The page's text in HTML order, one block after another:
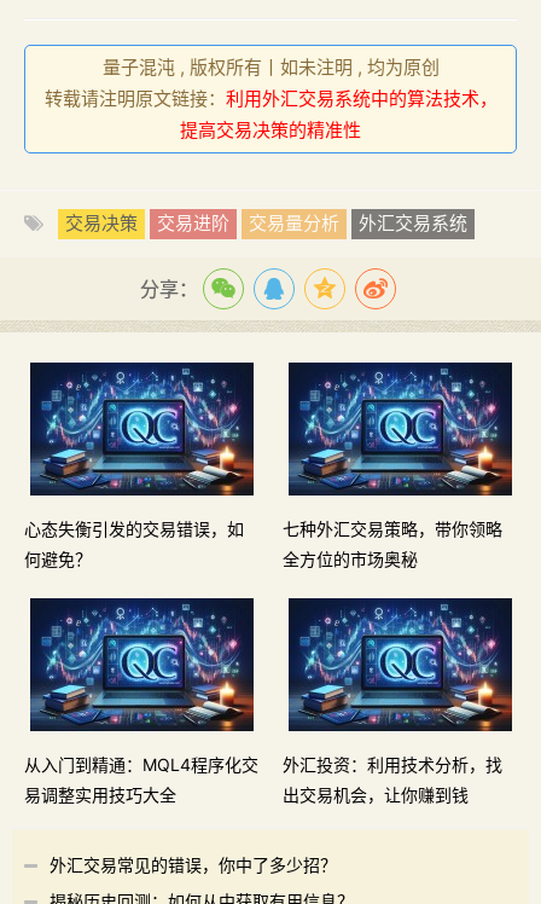
量子混沌 , 版权所有丨如未注明 , 均为原创
转载请注明原文链接： 利用外汇交易系统中的算法技术，
提高交易决策的精准性
交易决策 交易进阶 交易量分析 外汇交易系统
分享：
心态失衡引发的交易错误，如
何避免？
七种外汇交易策略，带你领略
全方位的市场奥秘
从入门到精通：MQL4程序化交
易调整实用技巧大全
外汇投资：利用技术分析，找
出交易机会，让你赚到钱
外汇交易常见的错误，你中了多少招？